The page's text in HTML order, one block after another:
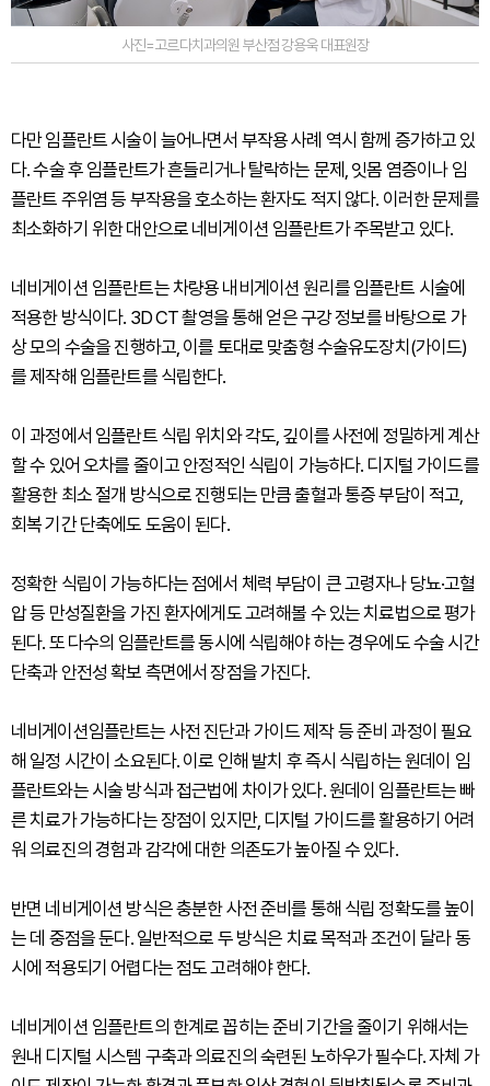
사진=고르다치과의원 부산점 강용욱 대표원장
다만 임플란트 시술이 늘어나면서 부작용 사례 역시 함께 증가하고 있
다. 수술 후 임플란트가 흔들리거나 탈락하는 문제, 잇몸 염증이나 임
플란트 주위염 등 부작용을 호소하는 환자도 적지 않다. 이러한 문제를
최소화하기 위한 대안으로 네비게이션 임플란트가 주목받고 있다.
네비게이션 임플란트는 차량용 내비게이션 원리를 임플란트 시술에
적용한 방식이다. 3D CT 촬영을 통해 얻은 구강 정보를 바탕으로 가
상 모의 수술을 진행하고, 이를 토대로 맞춤형 수술유도장치(가이드)
를 제작해 임플란트를 식립한다.
이 과정에서 임플란트 식립 위치와 각도, 깊이를 사전에 정밀하게 계산
할 수 있어 오차를 줄이고 안정적인 식립이 가능하다. 디지털 가이드를
활용한 최소 절개 방식으로 진행되는 만큼 출혈과 통증 부담이 적고,
회복 기간 단축에도 도움이 된다.
정확한 식립이 가능하다는 점에서 체력 부담이 큰 고령자나 당뇨·고혈
압 등 만성질환을 가진 환자에게도 고려해볼 수 있는 치료법으로 평가
된다. 또 다수의 임플란트를 동시에 식립해야 하는 경우에도 수술 시간
단축과 안전성 확보 측면에서 장점을 가진다.
네비게이션임플란트는 사전 진단과 가이드 제작 등 준비 과정이 필요
해 일정 시간이 소요된다. 이로 인해 발치 후 즉시 식립하는 원데이 임
플란트와는 시술 방식과 접근법에 차이가 있다. 원데이 임플란트는 빠
른 치료가 가능하다는 장점이 있지만, 디지털 가이드를 활용하기 어려
워 의료진의 경험과 감각에 대한 의존도가 높아질 수 있다.
반면 네비게이션 방식은 충분한 사전 준비를 통해 식립 정확도를 높이
는 데 중점을 둔다. 일반적으로 두 방식은 치료 목적과 조건이 달라 동
시에 적용되기 어렵다는 점도 고려해야 한다.
네비게이션 임플란트의 한계로 꼽히는 준비 기간을 줄이기 위해서는
원내 디지털 시스템 구축과 의료진의 숙련된 노하우가 필수다. 자체 가